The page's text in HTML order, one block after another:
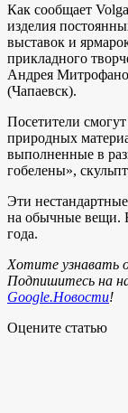
Как сообщает
изделия
выставок и
прикладного
Андрея
(Чапаевск).
Посетители
природных
выполненные в
гобелены»,
Эти
на обычные вещи.
года.
Хотите узнавать
Подпишитесь на
Google.Новости!
Оцените статью